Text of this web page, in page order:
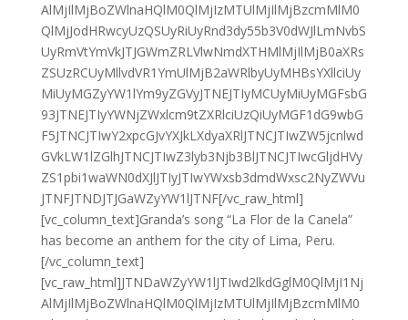
AlMjIlMjBoZWlnaHQlM0QlMjIzMTUlMjIlMjBzcmMlM0
QlMjJodHRwcyUzQSUyRiUyRnd3dy55b3V0dWJlLmNvbS
UyRmVtYmVkJTJGWmZRLVlwNmdXTHMlMjIlMjB0aXRs
ZSUzRCUyMllvdVR1YmUlMjB2aWRlbyUyMHBsYXllciUy
MiUyMGZyYW1lYm9yZGVyJTNEJTIyMCUyMiUyMGFsbG
93JTNEJTIyYWNjZWxlcm9tZXRlciUzQiUyMGF1dG9wbG
F5JTNCJTIwY2xpcGJvYXJkLXdyaXRlJTNCJTIwZW5jcnlwd
GVkLW1lZGlhJTNCJTIwZ3lyb3Njb3BlJTNCJTIwcGljdHVy
ZS1pbi1waWN0dXJlJTIyJTIwYWxsb3dmdWxsc2NyZWVu
JTNFJTNDJTJGaWZyYW1lJTNF[/vc_raw_html]
[vc_column_text]Granda’s song “La Flor de la Canela”
has become an anthem for the city of Lima, Peru.
[/vc_column_text]
[vc_raw_html]JTNDaWZyYW1lJTIwd2lkdGglM0QlMjI1Nj
AlMjIlMjBoZWlnaHQlM0QlMjIzMTUlMjIlMjBzcmMlM0